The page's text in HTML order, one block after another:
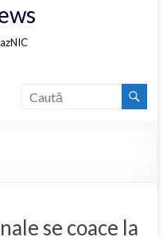
se coace la